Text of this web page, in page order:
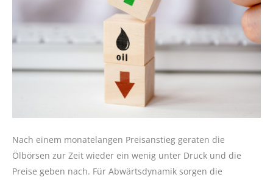
Nach einem monatelangen Preisanstieg geraten die
Ölbörsen zur Zeit wieder ein wenig unter Druck und die
Preise geben nach. Für Abwärtsdynamik sorgen die